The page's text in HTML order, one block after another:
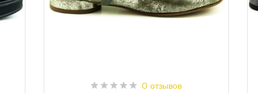
0 отзывов